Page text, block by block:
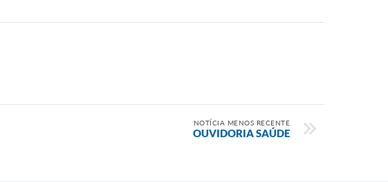
NOTÍCIA MENOS RECENTE
OUVIDORIA SAÚDE